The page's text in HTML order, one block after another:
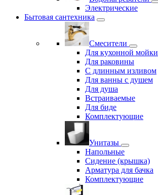
Электрические
Бытовая сантехника
Смесители
Для кухонной мойки
Для раковины
С длинным изливом
Для ванны с душем
Для душа
Встраиваемые
Для биде
Комплектующие
Унитазы
Напольные
Сидение (крышка)
Арматура для бачка
Комплектующие